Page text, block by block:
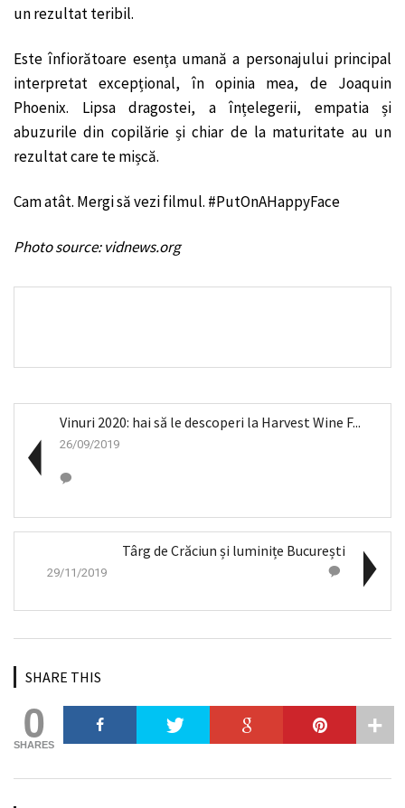
un rezultat teribil.
Este înfiorătoare esența umană a personajului principal
interpretat excepțional, în opinia mea, de Joaquin
Phoenix. Lipsa dragostei, a înțelegerii, empatia și
abuzurile din copilărie și chiar de la maturitate au un
rezultat care te mișcă.
Cam atât. Mergi să vezi filmul. #PutOnAHappyFace
Photo source: vidnews.org
Vinuri 2020: hai să le descoperi la Harvest Wine F...
26/09/2019
Târg de Crăciun și luminițe București
29/11/2019
SHARE THIS
0
SHARES